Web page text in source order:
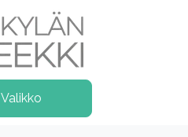
Valikko